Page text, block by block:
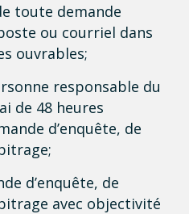
toute demande
ou courriel dans
ouvrables;
responsable du
de 48 heures
d’enquête, de
d’enquête, de
avec objectivité